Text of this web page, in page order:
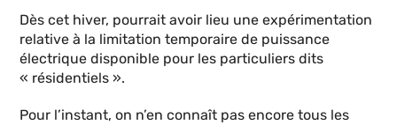
Dès cet hiver, pourrait avoir lieu une expérimentation
relative à la limitation temporaire de puissance
électrique disponible pour les particuliers dits
« résidentiels ».
Pour l’instant, on n’en connaît pas encore tous les